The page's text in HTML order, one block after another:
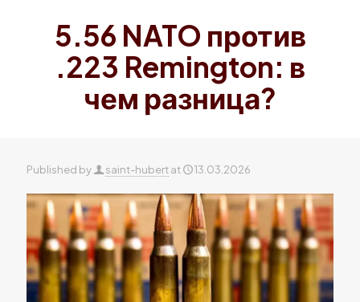
5.56 NATO против
.223 Remington: в
чем разница?
Published by saint-hubertat 13.03.2026